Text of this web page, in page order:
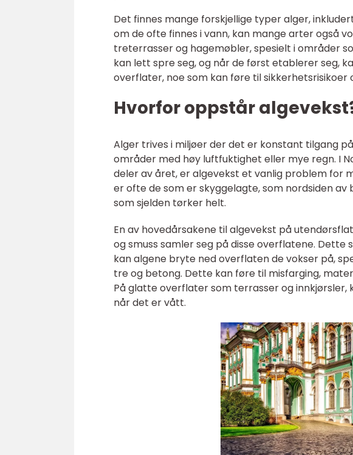
Det finnes mange forskjellige typer alger,
om de ofte finnes i vann, kan mange arter også
treterrasser og hagemøbler, spesielt i områder
kan lett spre seg, og når de først etablerer seg,
overflater, noe som kan føre til sikkerhetsrisikoer
Hvorfor oppstår
Alger trives i miljøer der det er konstant tilgang
områder med høy luftfuktighet eller mye regn. I
deler av året, er algevekst et vanlig problem for
er ofte de som er skyggelagte, som nordsiden
som sjelden tørker helt.
En av hovedårsakene til algevekst på
og smuss samler seg på disse overflatene.
kan algene bryte ned overflaten de vokser på,
tre og betong. Dette kan føre til misfarging,
På glatte overflater som terrasser og
når det er vått.